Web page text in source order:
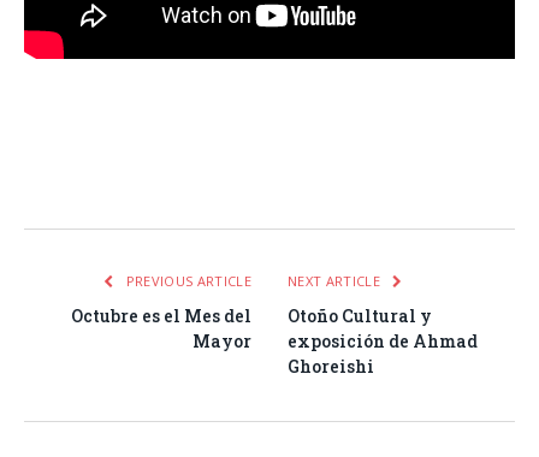
PREVIOUS ARTICLE
Octubre es el Mes del
Mayor
NEXT ARTICLE
Otoño Cultural y
exposición de Ahmad
Ghoreishi